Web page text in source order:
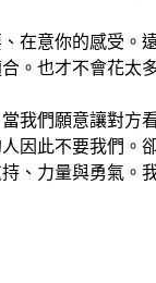
在意你的感受。
。也才不會花太
我們願意讓對
因此不要我們。
、力量與勇氣。